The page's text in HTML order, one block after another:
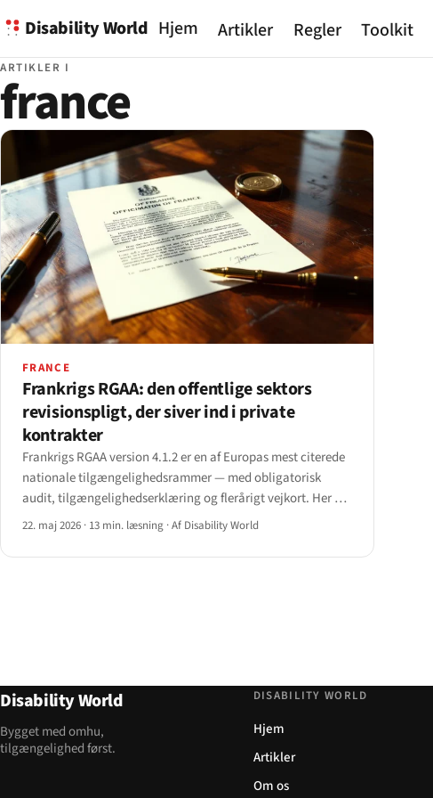
Disability World Hjem Artikler Regler Toolkit
ARTIKLER I
france
FRANCE
Frankrigs RGAA: den offentlige sektors
revisionspligt, der siver ind i private
kontrakter
Frankrigs RGAA version 4.1.2 er en af Europas mest citerede
nationale tilgængelighedsrammer — med obligatorisk
audit, tilgængelighedserklæring og flerårigt vejkort. Her er
det fulde billede for 2026.
22. maj 2026 · 13 min. læsning ·Af Disability World
Disability World
Bygget med omhu,
tilgængelighed først.
DISABILITY WORLD
Hjem
Artikler
Om os